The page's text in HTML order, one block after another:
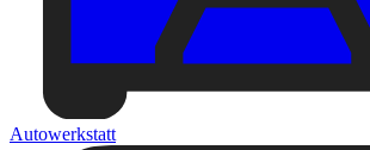
Autowerkstatt